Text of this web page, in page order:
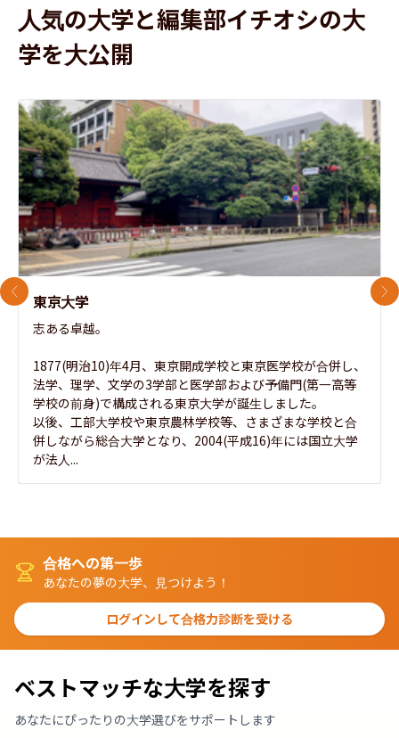
人気の大学と編集部イチオシの大
学を大公開
東京大学
志ある卓越。
1877(明治10)年4月、東京開成学校と東京医学校が合併し、
法学、理学、文学の3学部と医学部および予備門(第一高等
学校の前身)で構成される東京大学が誕生しました。
以後、工部大学校や東京農林学校等、さまざまな学校と合
併しながら総合大学となり、2004(平成16)年には国立大学
が法人...
前のスライド 次
合格への第一歩
あなたの夢の大学、見つけよう！
ログインして合格力診断を受ける
ベストマッチな大学を探す
あなたにぴったりの大学選びをサポートします